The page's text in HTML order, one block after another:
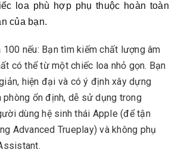
loa phù hợp phụ thuộc hoàn toàn
của bạn.
100 nếu: Bạn tìm kiếm chất lượng âm
có thể từ một chiếc loa nhỏ gọn. Bạn
hiện đại và có ý định xây dựng
ổn định, dễ sử dụng trong
dùng hệ sinh thái Apple (để tận
Advanced Trueplay) và không phụ